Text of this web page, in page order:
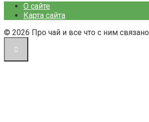
О сайте
Карта сайта
© 2026 Про чай и все что с ним связано